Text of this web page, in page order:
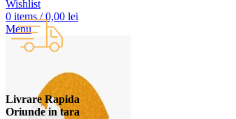
Wishlist
0 items / 0,00 lei
Menu
Livrare Rapida
Oriunde in tara